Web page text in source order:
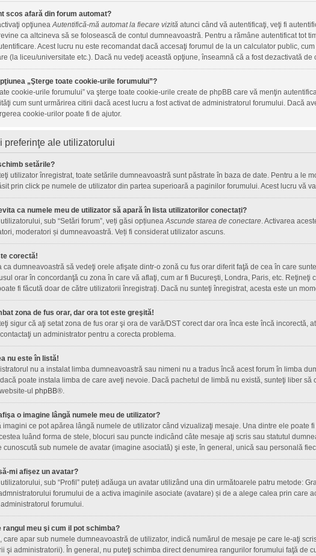
scos afară din forum automat?
opţiuneaAutentifică-mă automat la fiecare vizită atunci când vă autentificaţi, veţi fi
ca altcineva să se folosească de contul dumneavoastră. Pentru a rămâne autentificat tot
Acest lucru nu este recomandat dacă accesaţi forumul de la un calculator public,
(la liceu/universitate etc.). Dacă nu vedeţi această opţiune, înseamnă că a fost dezactivată
„Şterge toate cookie-urile forumului”?
cookie-urile forumului” va şterge toate cookie-urile create de phpBB care vă menţin
cum sunt urmărirea citirii dacă acest lucru a fost activat de administratorul forumului. Dacă
cookie-urilor poate fi de ajutor.
preferinţe ale utilizatorului
setările?
utilizator înregistrat, toate setările dumneavoastră sunt păstrate în baza de date. Pentru a le
prin click pe numele de utilizator din partea superioară a paginilor forumului. Acest lucru vă
ca numele meu de utilizator să apară în lista utilizatorilor conectați?
sub “Setări forum”, veți găsi opțiuneaAscunde starea de conectare. Activarea
moderatori și dumneavoastră. Veți fi considerat utilizator ascuns.
corectă!
ca dumneavoastră să vedeţi orele afişate dintr-o zonă cu fus orar diferit faţă de cea în care
orar în concordanţă cu zona în care vă aflaţi, cum ar fi Bucureşti, Londra, Paris, etc. Reţineţi
fi făcută doar de către utilizatorii înregistraţi. Dacă nu sunteţi înregistrat, acesta este un
zona de fus orar, dar ora tot este greşită!
sigur că aţi setat zona de fus orar şi ora de vară/DST corect dar ora înca este încă incorectă,
un administrator pentru a corecta problema.
nu este în listă!
nu a instalat limba dumneavoastră sau nimeni nu a tradus încă acest forum în limba
poate instala limba de care aveţi nevoie. Dacă pachetul de limbă nu există, sunteţi liber să
ul phpBB®.
o imagine lângă numele meu de utilizator?
imagini ce pot apărea lângă numele de utilizator când vizualizaţi mesaje. Una dintre ele poate
luând forma de stele, blocuri sau puncte indicând câte mesaje aţi scris sau statutul
cunoscută sub numele de avatar (imagine asociată) şi este, în general, unică sau personală
mi afișez un avatar?
sub “Profil” puteți adăuga un avatar utilizând una din următoarele patru metode:
forumului de a activa imaginile asociate (avatare) și de a alege calea prin care
forumului.
rangul meu şi cum il pot schimba?
care apar sub numele dumneavoastră de utilizator, indică numărul de mesaje pe care le-aţi
şi administratorii). În general, nu puteţi schimba direct denumirea rangurilor forumului faţă de